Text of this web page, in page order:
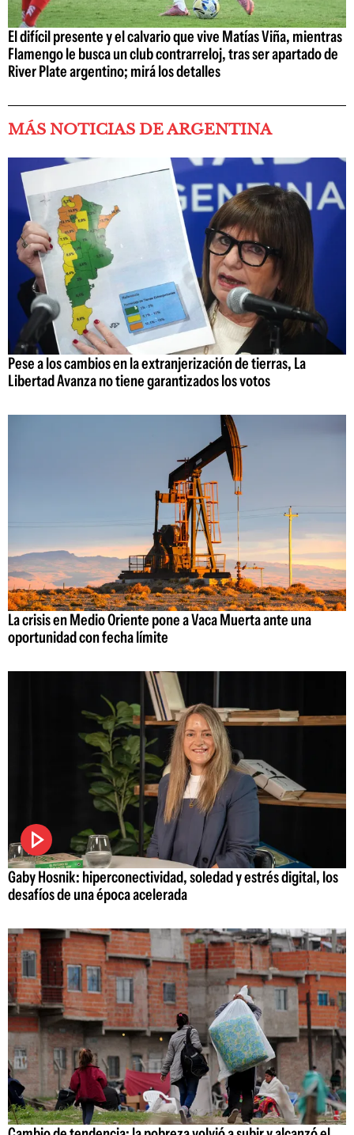
El difícil presente y el calvario que vive Matías Viña, mientras
Flamengo le busca un club contrarreloj, tras ser apartado de
River Plate argentino; mirá los detalles
MÁS NOTICIAS DE ARGENTINA
Pese a los cambios en la extranjerización de tierras, La
Libertad Avanza no tiene garantizados los votos
La crisis en Medio Oriente pone a Vaca Muerta ante una
oportunidad con fecha límite
Gaby Hosnik: hiperconectividad, soledad y estrés digital, los
desafíos de una época acelerada